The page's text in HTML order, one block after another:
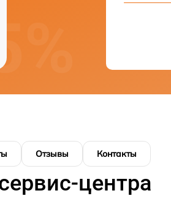
Отзывы Контакты
центра